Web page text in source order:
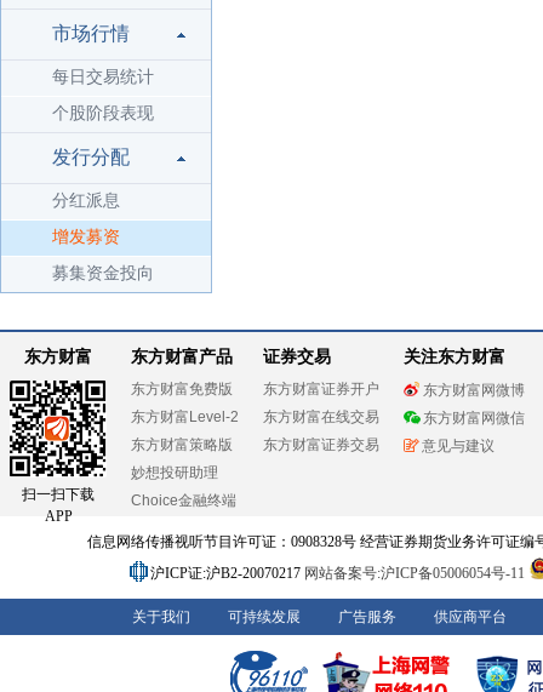
市场行情
每日交易统计
个股阶段表现
发行分配
分红派息
增发募资
募集资金投向
东方财富
扫一扫下载
APP
东方财富产品
东方财富免费版
东方财富Level-2
东方财富策略版
妙想投研助理
Choice金融终端
证券交易
东方财富证券开户
东方财富在线交易
东方财富证券交易
关注东方财富
东方财富网微博
东方财富网微信
意见与建议
信息网络传播视听节目许可证：0908328号 经营证券期货业务许可证编
沪ICP证:沪B2-20070217 网站备案号:沪ICP备05006054号-11
关于我们 可持续发展 广告服务 供应商平台